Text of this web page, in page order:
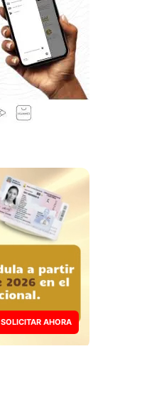
SOLICITAR AHORA